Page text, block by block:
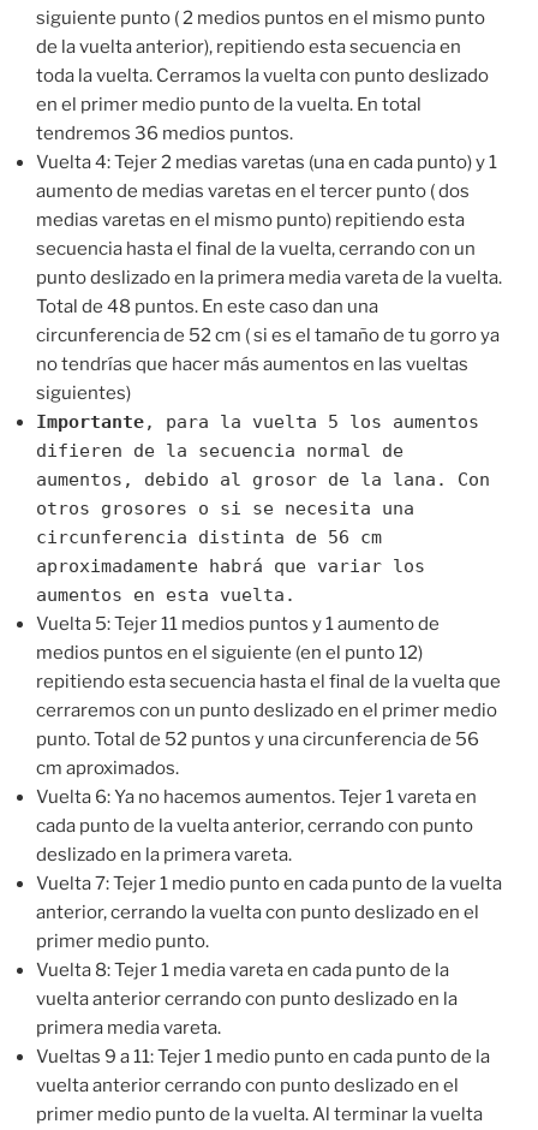
siguiente punto ( 2 medios puntos en el mismo punto
de la vuelta anterior), repitiendo esta secuencia en
toda la vuelta. Cerramos la vuelta con punto deslizado
en el primer medio punto de la vuelta. En total
tendremos 36 medios puntos.
Vuelta 4: Tejer 2 medias varetas (una en cada punto) y 1
aumento de medias varetas en el tercer punto ( dos
medias varetas en el mismo punto) repitiendo esta
secuencia hasta el final de la vuelta, cerrando con un
punto deslizado en la primera media vareta de la vuelta.
Total de 48 puntos. En este caso dan una
circunferencia de 52 cm ( si es el tamaño de tu gorro ya
no tendrías que hacer más aumentos en las vueltas
siguientes)
Importante, para la vuelta 5 los aumentos
difieren de la secuencia normal de
aumentos, debido al grosor de la lana. Con
otros grosores o si se necesita una
circunferencia distinta de 56 cm
aproximadamente habrá que variar los
aumentos en esta vuelta.
Vuelta 5: Tejer 11 medios puntos y 1 aumento de
medios puntos en el siguiente (en el punto 12)
repitiendo esta secuencia hasta el final de la vuelta que
cerraremos con un punto deslizado en el primer medio
punto. Total de 52 puntos y una circunferencia de 56
cm aproximados.
Vuelta 6: Ya no hacemos aumentos. Tejer 1 vareta en
cada punto de la vuelta anterior, cerrando con punto
deslizado en la primera vareta.
Vuelta 7: Tejer 1 medio punto en cada punto de la vuelta
anterior, cerrando la vuelta con punto deslizado en el
primer medio punto.
Vuelta 8: Tejer 1 media vareta en cada punto de la
vuelta anterior cerrando con punto deslizado en la
primera media vareta.
Vueltas 9 a 11: Tejer 1 medio punto en cada punto de la
vuelta anterior cerrando con punto deslizado en el
primer medio punto de la vuelta. Al terminar la vuelta